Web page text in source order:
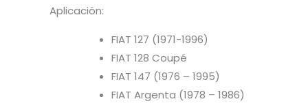
Aplicación:
FIAT 127 (1971-1996)
FIAT 128 Coupé
FIAT 147 (1976 – 1995)
FIAT Argenta (1978 – 1986)